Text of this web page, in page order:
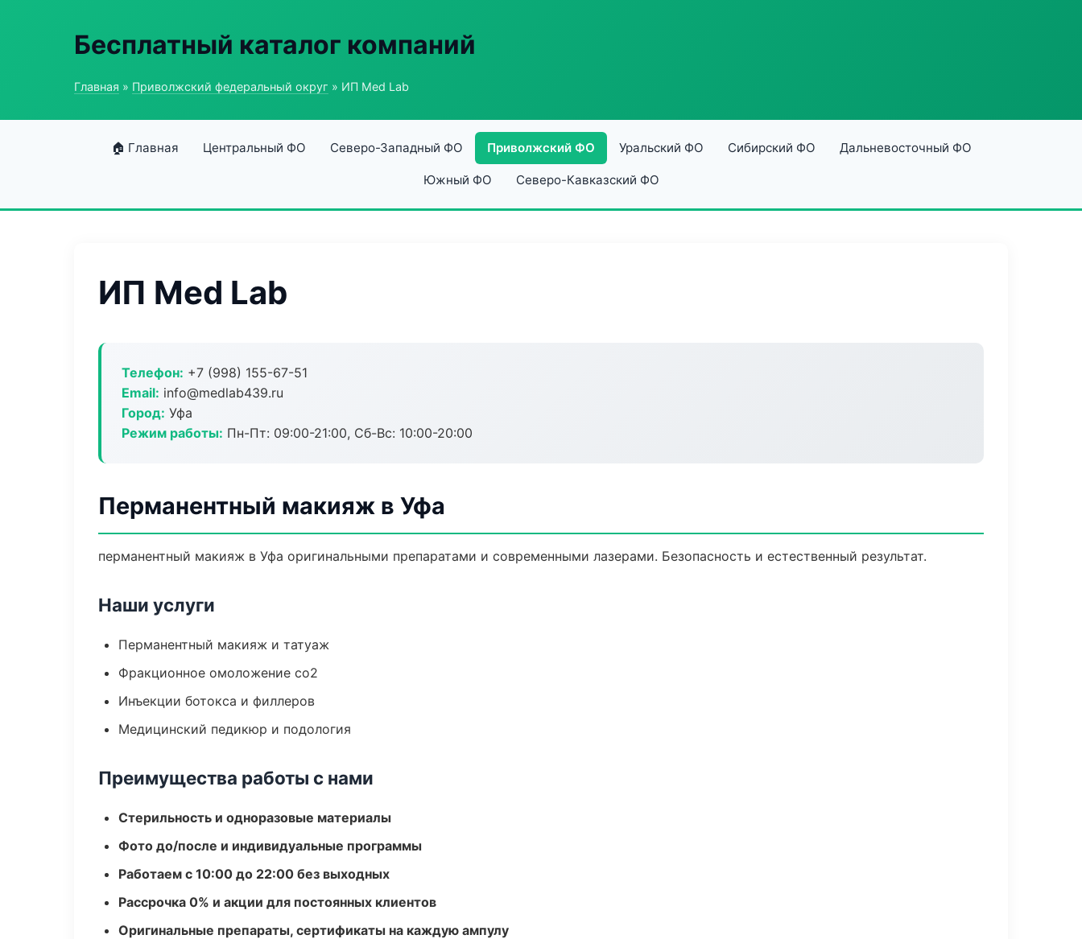
Бесплатный каталог компаний
Главная » Приволжский федеральный округ » ИП Med Lab
🏠 Главная Центральный ФО Северо-Западный ФО Приволжский ФО Уральский ФО Сибирский ФО Дальневосточный ФО
Южный ФО Северо-Кавказский ФО
ИП Med Lab
Телефон: +7 (998) 155-67-51
Email: info@medlab439.ru
Город: Уфа
Режим работы: Пн-Пт: 09:00-21:00, Сб-Вс: 10:00-20:00
Перманентный макияж в Уфа
перманентный макияж в Уфа оригинальными препаратами и современными лазерами. Безопасность и естественный результат.
Наши услуги
Перманентный макияж и татуаж
Фракционное омоложение co2
Инъекции ботокса и филлеров
Медицинский педикюр и подология
Преимущества работы с нами
Стерильность и одноразовые материалы
Фото до/после и индивидуальные программы
Работаем с 10:00 до 22:00 без выходных
Рассрочка 0% и акции для постоянных клиентов
Оригинальные препараты, сертификаты на каждую ампулу